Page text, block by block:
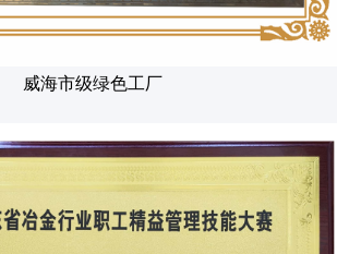
威海市级绿色工厂